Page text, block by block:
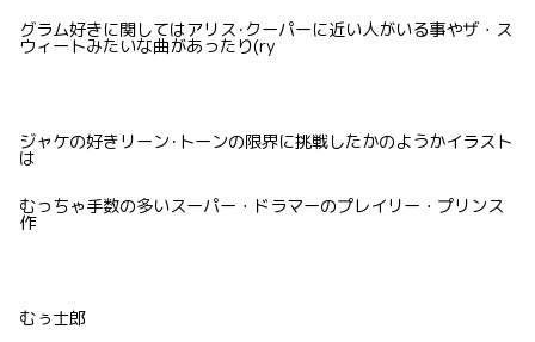
グラム好きに関してはアリス･クーパーに近い人がいる事やザ・ス
ウィートみたいな曲があったり(ry
ジャケの好きリーン･トーンの限界に挑戦したかのようかイラスト
は
むっちゃ手数の多いスーパー・ドラマーのプレイリー・プリンス
作
むぅ士郎